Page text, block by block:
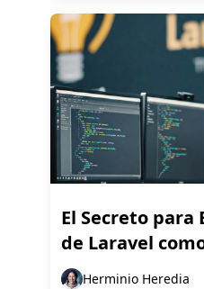
El Secreto para
de Laravel
Herminio Heredia